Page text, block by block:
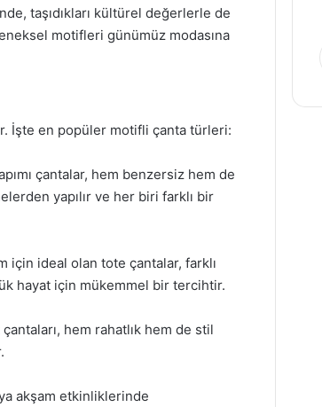
taşıdıkları kültürel değerlerle de
motifleri günümüz modasına
İşte en popüler motifli çanta türleri:
çantalar, hem benzersiz hem de
yapılır ve her biri farklı bir
için ideal olan tote çantalar, farklı
hayat için mükemmel bir tercihtir.
hem rahatlık hem de stil
akşam etkinliklerinde